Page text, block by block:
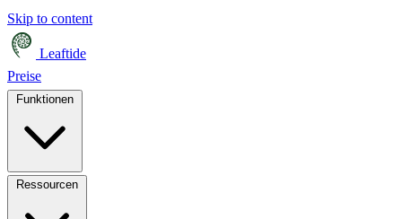
Skip to content
Leaftide
Preise